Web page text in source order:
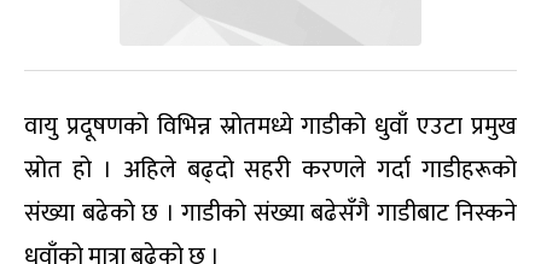
वायु प्रदूषणको विभिन्न स्रोतमध्ये गाडीको धुवाँ एउटा प्रमुख
स्रोत हो । अहिले बढ्दो सहरी करणले गर्दा गाडीहरूको
संख्या बढेको छ । गाडीको संख्या बढेसँगै गाडीबाट निस्कने